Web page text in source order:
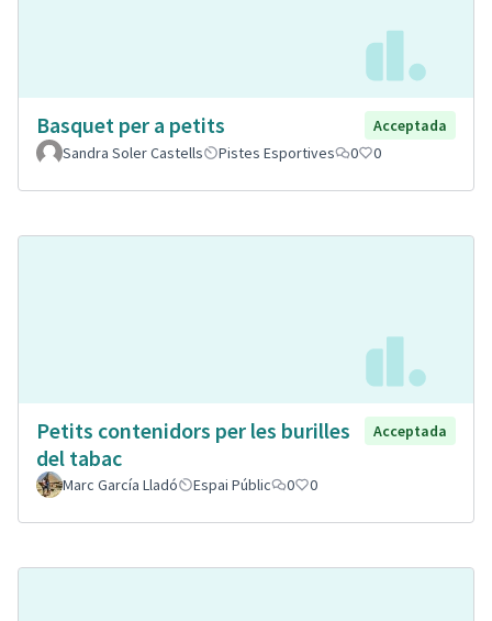
Basquet per a petits
Acceptada
Sandra Soler Castells
Pistes Esportives 0 0
Petits contenidors per les burilles
del tabac
Acceptada
Marc García Lladó Espai Públic 0 0